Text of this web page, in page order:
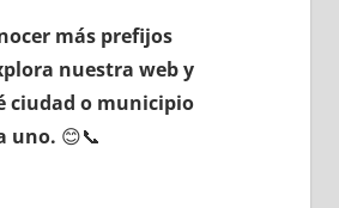
mа́s prefijos
nuestra web у
ciudad ο municipio
uno. 😊📞